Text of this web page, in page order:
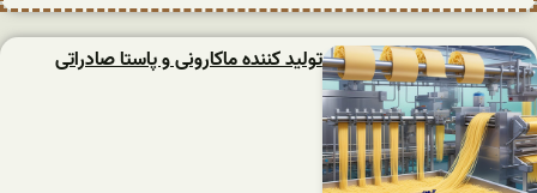
تولید کننده ماکارونی و پاستا صادراتی